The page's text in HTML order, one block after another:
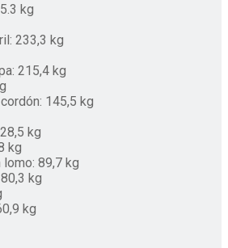
kg
233,3 kg
215,4 kg
145,5 kg
kg
kg
89,7 kg
kg
kg